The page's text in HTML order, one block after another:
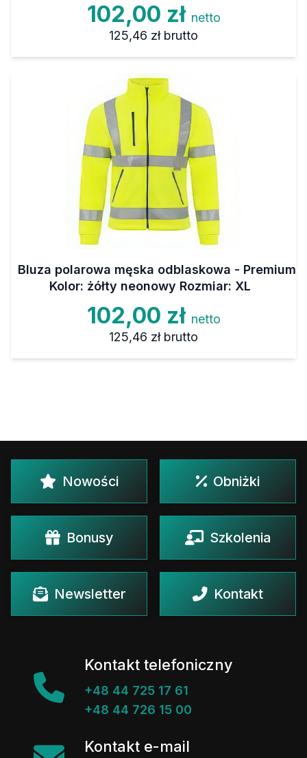
102,00 zł netto
125,46 zł brutto
Bluza polarowa męska odblaskowa - Premium
Kolor: żółty neonowy Rozmiar: XL
102,00 zł netto
125,46 zł brutto
Nowości Obniżki
Bonusy Szkolenia
Newsletter Kontakt
Kontakt telefoniczny
+48 44 725 17 61
+48 44 726 15 00
Kontakt e-mail